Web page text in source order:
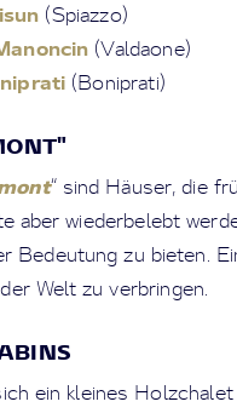
(Spiazzo)
(Valdaone)
(Boniprati)
“ sind Häuser, die
aber wiederbelebt
Bedeutung zu bieten.
Welt zu verbringen.
ein kleines